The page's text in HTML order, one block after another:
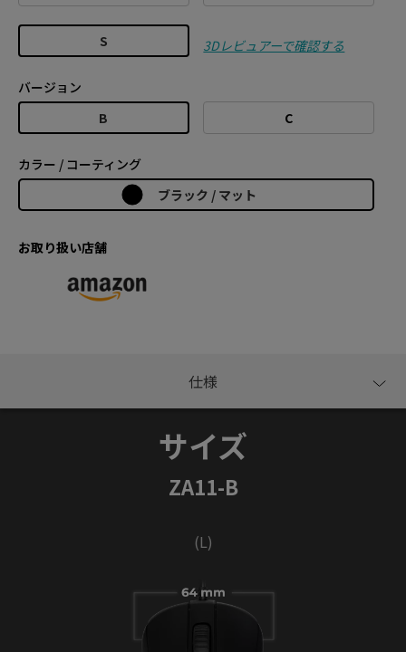
S 3Dレビュアーで確認する
バージョン
B
C
カラー / コーティング
ブラック / マット
お取り扱い店舗
サイズ
ZA11-B
(L)